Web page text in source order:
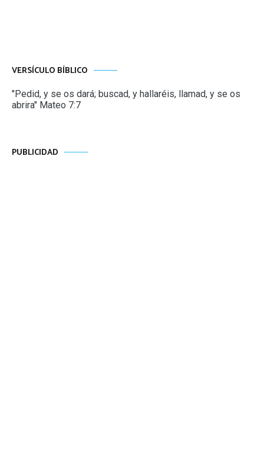
VERSÍCULO BÍBLICO
"Pedid, y se os dará; buscad, y hallaréis, llamad, y se os
abrira" Mateo 7:7
PUBLICIDAD